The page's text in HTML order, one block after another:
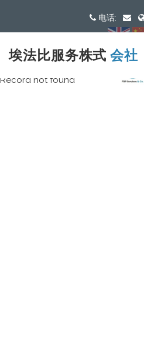
电话:
可用语言
埃法比服务株式会社
Record not found